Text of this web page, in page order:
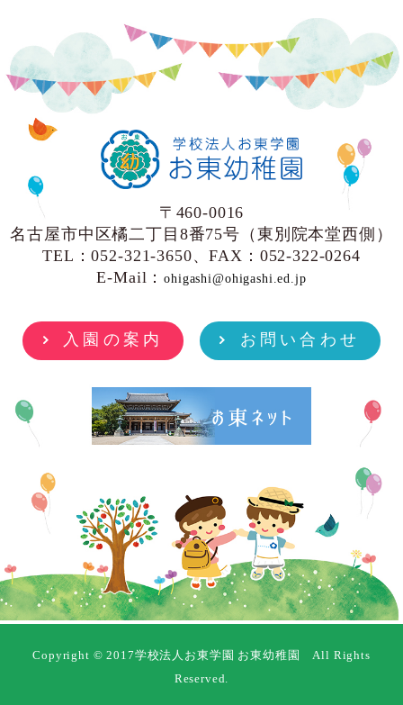
〒460-0016
名古屋市中区橘二丁目8番75号（東別院本堂西側）
TEL：052-321-3650、FAX：052-322-0264
E-Mail：ohigashi@ohigashi.ed.jp
入園の案内 お問い合わせ
Copyright © 2017学校法人お東学園 お東幼稚園 All Rights
Reserved.